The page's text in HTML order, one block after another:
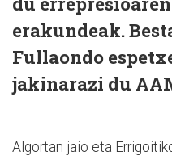
erakundeak.
Fullaondo
jakinarazi du
Algortan jaio eta